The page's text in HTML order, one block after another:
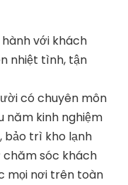
với khách
nhiệt tình, tận
có chuyên môn
năm kinh nghiệm
bảo trì kho lạnh
chăm sóc khách
mọi nơi trên toàn